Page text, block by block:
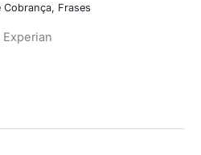
Cobrança, Frases
Experian